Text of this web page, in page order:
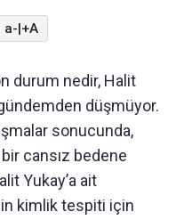
a-|+A
durum nedir, Halit
düşmüyor.
sonucunda,
cansız bedene
Yukay’a ait
kimlik tespiti için